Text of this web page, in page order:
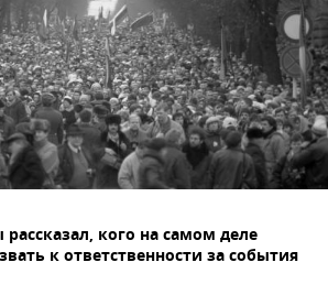
кого на самом деле
к ответственности за события